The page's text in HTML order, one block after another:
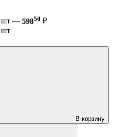
шт — 59850 ₽
шт
В корзину